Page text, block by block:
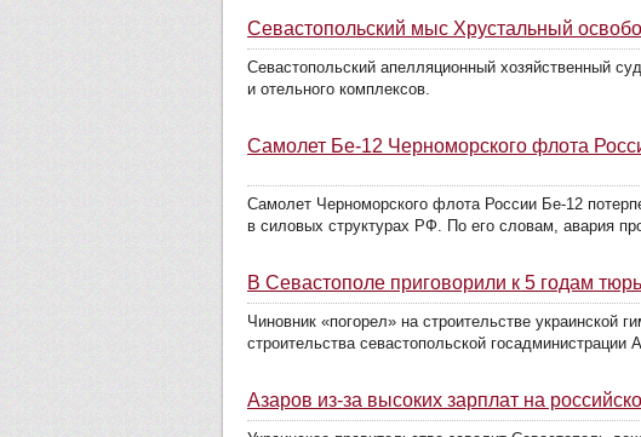
Севастопольский мыс Хрустальный
Севастопольский апелляционный хозяйственный
и отельного комплексов.
Самолет Бе-12 Черноморского флота
Самолет Черноморского флота России Бе-12
в силовых структурах РФ. По его словам, авария
В Севастополе приговорили к 5 годам
Чиновник «погорел» на строительстве украинской
строительства севастопольской
Азаров из-за высоких зарплат на